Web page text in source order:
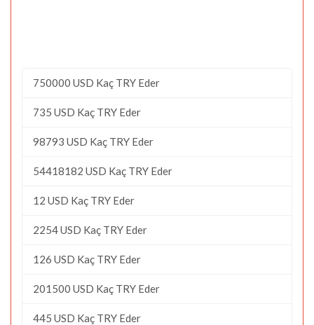
750000 USD Kaç TRY Eder
735 USD Kaç TRY Eder
98793 USD Kaç TRY Eder
54418182 USD Kaç TRY Eder
12 USD Kaç TRY Eder
2254 USD Kaç TRY Eder
126 USD Kaç TRY Eder
201500 USD Kaç TRY Eder
445 USD Kaç TRY Eder